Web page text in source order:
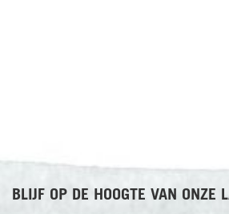
BLIJF OP DE HOOGTE VAN ONZE